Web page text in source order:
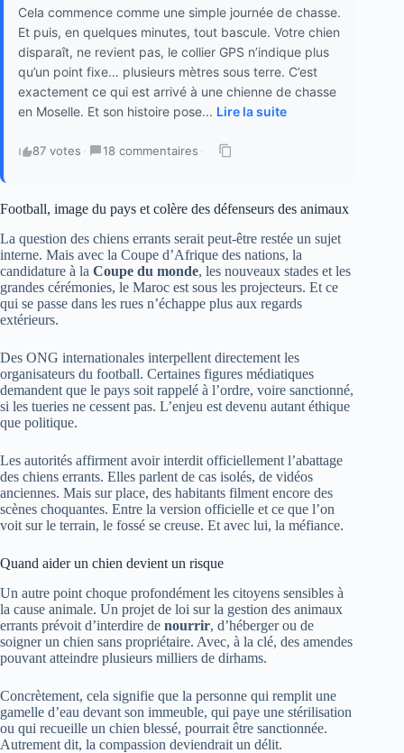
Cela commence comme une simple journée de chasse.
Et puis, en quelques minutes, tout bascule. Votre chien
disparaît, ne revient pas, le collier GPS n’indique plus
qu’un point fixe… plusieurs mètres sous terre. C’est
exactement ce qui est arrivé à une chienne de chasse
en Moselle. Et son histoire pose... Lire la suite
87 votes · 18 commentaires ·
Football, image du pays et colère des défenseurs des animaux
La question des chiens errants serait peut-être restée un sujet
interne. Mais avec la Coupe d’Afrique des nations, la
candidature à la Coupe du monde, les nouveaux stades et les
grandes cérémonies, le Maroc est sous les projecteurs. Et ce
qui se passe dans les rues n’échappe plus aux regards
extérieurs.
Des ONG internationales interpellent directement les
organisateurs du football. Certaines figures médiatiques
demandent que le pays soit rappelé à l’ordre, voire sanctionné,
si les tueries ne cessent pas. L’enjeu est devenu autant éthique
que politique.
Les autorités affirment avoir interdit officiellement l’abattage
des chiens errants. Elles parlent de cas isolés, de vidéos
anciennes. Mais sur place, des habitants filment encore des
scènes choquantes. Entre la version officielle et ce que l’on
voit sur le terrain, le fossé se creuse. Et avec lui, la méfiance.
Quand aider un chien devient un risque
Un autre point choque profondément les citoyens sensibles à
la cause animale. Un projet de loi sur la gestion des animaux
errants prévoit d’interdire de nourrir, d’héberger ou de
soigner un chien sans propriétaire. Avec, à la clé, des amendes
pouvant atteindre plusieurs milliers de dirhams.
Concrètement, cela signifie que la personne qui remplit une
gamelle d’eau devant son immeuble, qui paye une stérilisation
ou qui recueille un chien blessé, pourrait être sanctionnée.
Autrement dit, la compassion deviendrait un délit.